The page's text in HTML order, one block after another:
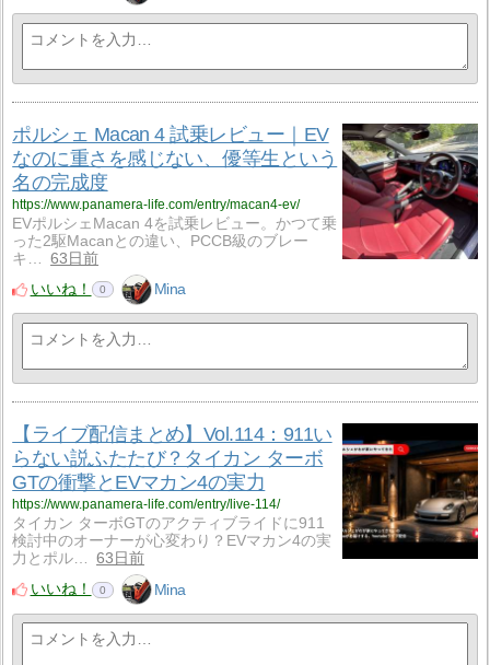
ポルシェ Macan 4 試乗レビュー｜EV
なのに重さを感じない、優等生という
名の完成度
https://www.panamera-life.com/entry/macan4-ev/
EVポルシェMacan 4を試乗レビュー。かつて乗
った2駆Macanとの違い、PCCB級のブレー
キ…
63日前
いいね！
0 Mina
【ライブ配信まとめ】Vol.114：911い
らない説ふたたび？タイカン ターボ
GTの衝撃とEVマカン4の実力
https://www.panamera-life.com/entry/live-114/
タイカン ターボGTのアクティブライドに911
検討中のオーナーが心変わり？EVマカン4の実
力とポル…
63日前
いいね！
0 Mina